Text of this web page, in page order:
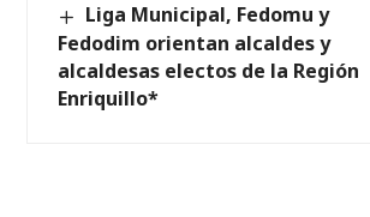
Liga Municipal, Fedomu y
Fedodim orientan alcaldes y
alcaldesas electos de la Región
Enriquillo*